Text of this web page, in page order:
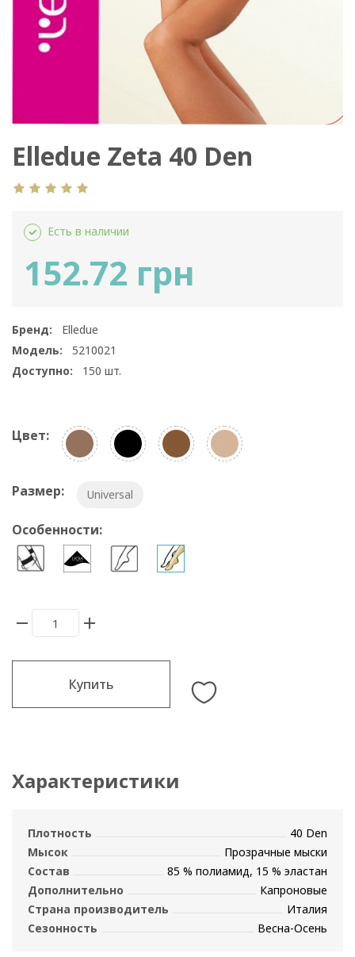
Elledue Zeta 40 Den
Есть в наличии
152.72 грн
Бренд:
Elledue
Модель:
5210021
Доступно:
150 шт.
Цвет:
Размер: Universal
Особенности:
Купить
Характеристики
Плотность
40 Den
Мысок
Прозрачные мыски
Состав
85 % полиамид, 15 % эластан
Дополнительно
Капроновые
Страна производитель
Италия
Сезонность
Весна-Осень